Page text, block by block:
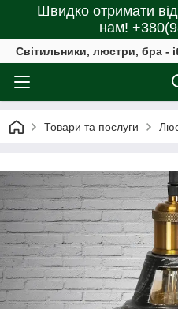
Швидко отримати
нам!
Світильники, люстри, бра -
Товари та послуги